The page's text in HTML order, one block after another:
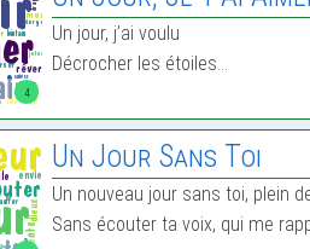
4
Un jour, j’ai voulu
Décrocher les étoiles…
Un Jour Sans Toi
Un nouveau jour sans toi, plein
Sans écouter ta voix, qui me